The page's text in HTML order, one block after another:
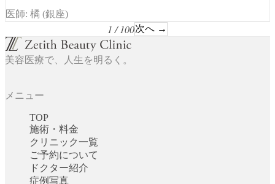
医師: 橘 (銀座)
1 / 100次へ →
美容医療で、人生を明るく。
メニュー
TOP
施術・料金
クリニック一覧
ご予約について
ドクター紹介
症例写真